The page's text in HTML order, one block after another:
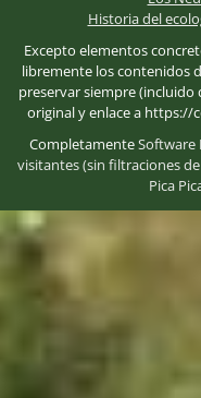
Historia del
Excepto elementos
libremente los contenidos
preservar siempre
original y enlace a
CompletamenteSoftware
visitantes (sin filtraciones
Pica